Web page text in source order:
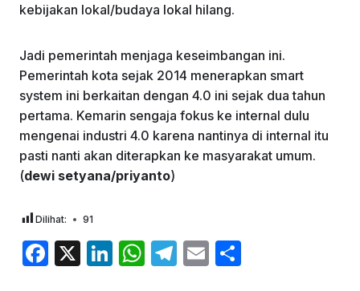
kebijakan lokal/budaya lokal hilang.
Jadi pemerintah menjaga keseimbangan ini.
Pemerintah kota sejak 2014 menerapkan smart
system ini berkaitan dengan 4.0 ini sejak dua tahun
pertama. Kemarin sengaja fokus ke internal dulu
mengenai industri 4.0 karena nantinya di internal itu
pasti nanti akan diterapkan ke masyarakat umum.
(dewi setyana/priyanto)
Dilihat: 91
F
X
Li W T
E